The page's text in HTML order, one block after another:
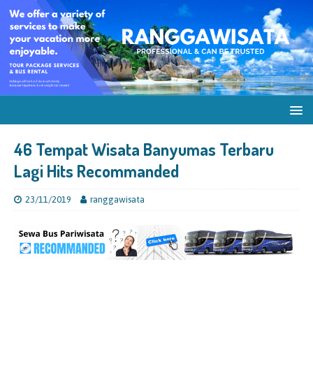
46 Tempat Wisata Banyumas Terbaru
Lagi Hits Recommanded
23/11/2019 ranggawisata